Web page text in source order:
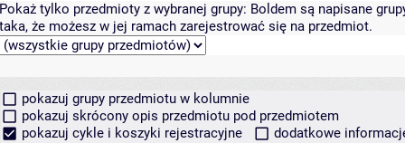
Pokaż tylko przedmioty z wybranej grupy: Boldem są napisane
taka, że możesz w jej ramach zarejestrować się na przedmiot.
pokazuj grupy przedmiotu w kolumnie
pokazuj skrócony opis przedmiotu pod przedmiotem
pokazuj cykle i koszyki rejestracyjne
dodatkowe